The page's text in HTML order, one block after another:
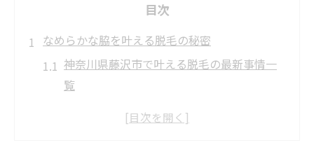
目次
なめらかな脇を叶える脱毛の秘密
神奈川県藤沢市で叶える脱毛の最新事情一
覧
ワキ脱毛なら理想のツルツル肌を目指せる